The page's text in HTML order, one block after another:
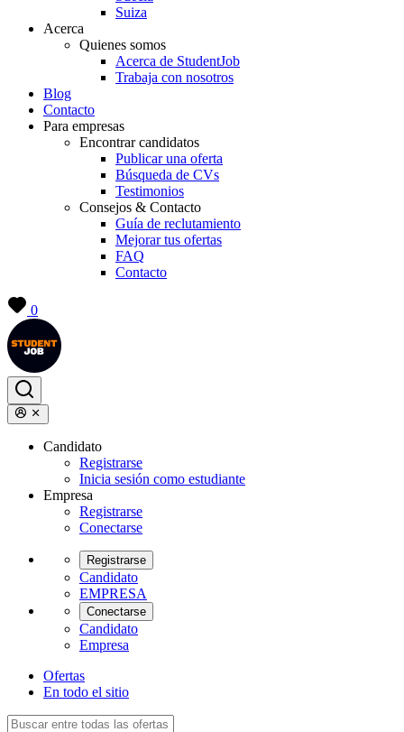
Suiza
Acerca
Quienes somos
Acerca de StudentJob
Trabaja con nosotros
Blog
Contacto
Para empresas
Encontrar candidatos
Publicar una oferta
Búsqueda de CVs
Testimonios
Consejos & Contacto
Guía de reclutamiento
Mejorar tus ofertas
FAQ
Contacto
0
Candidato
Registrarse
Inicia sesión como estudiante
Empresa
Registrarse
Conectarse
Registrarse
Candidato
EMPRESA
Conectarse
Candidato
Empresa
Ofertas
En todo el sitio